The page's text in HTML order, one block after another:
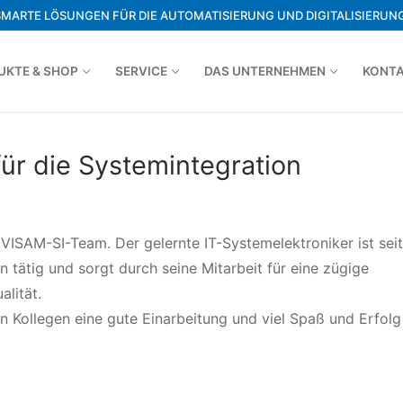
LÖSUNGEN FÜR DIE AUTOMATISIERUNG UND
& SHOP SERVICE DAS UNTERNEHMEN
die Systemintegration
SI-Team. Der gelernte IT-Systemelektroniker ist
tätig und sorgt durch seine Mitarbeit für eine zügige
Kollegen eine gute Einarbeitung und viel Spaß und